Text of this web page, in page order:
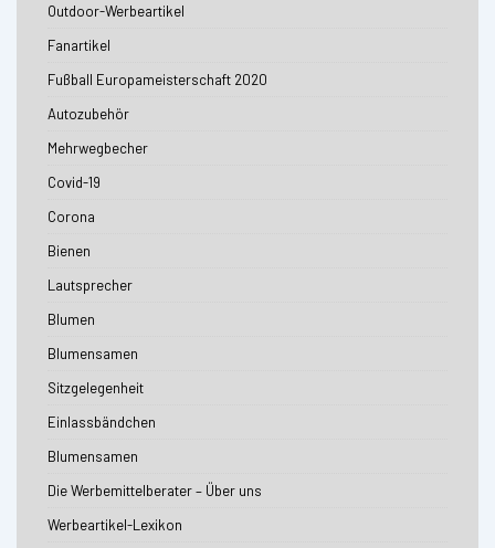
Outdoor-Werbeartikel
Fanartikel
Fußball Europameisterschaft 2020
Autozubehör
Mehrwegbecher
Covid-19
Corona
Bienen
Lautsprecher
Blumen
Blumensamen
Sitzgelegenheit
Einlassbändchen
Blumensamen
Die Werbemittelberater – Über uns
Werbeartikel-Lexikon